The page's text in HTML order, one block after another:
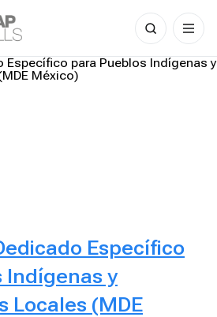
Search
for:
Específico
Indígenas y
Locales (MDE